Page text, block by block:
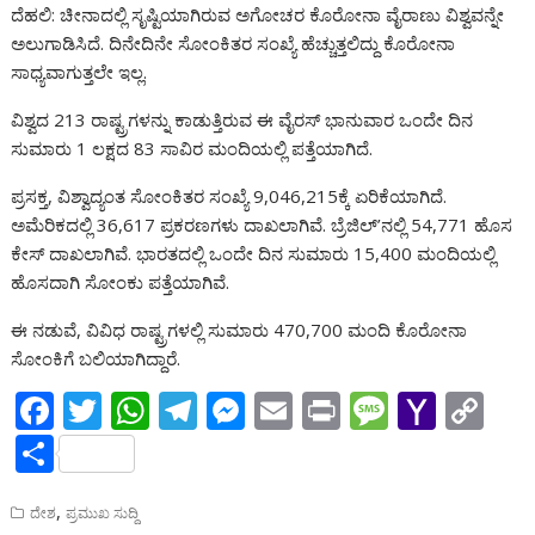
b
o
o
k
er s
A
p
p
gr
a
m
e
n
g
er
l a
g
e
o
o
M
ai
l
y
ar
e
ದೆಹಲಿ: ಚೀನಾದಲ್ಲಿ ಸೃಷ್ಟಿಯಾಗಿರುವ ಅಗೋಚರ ಕೊರೋನಾ ವೈರಾಣು ವಿಶ್ವವನ್ನೇ
ಅಲುಗಾಡಿಸಿದೆ. ದಿನೇದಿನೇ ಸೋಂಕಿತರ ಸಂಖ್ಯೆ ಹೆಚ್ಚುತ್ತಲಿದ್ದು ಕೊರೋನಾ
ಸಾಧ್ಯವಾಗುತ್ತಲೇ ಇಲ್ಲ.
ವಿಶ್ವದ 213 ರಾಷ್ಟ್ರಗಳನ್ನು ಕಾಡುತ್ತಿರುವ ಈ ವೈರಸ್ ಭಾನುವಾರ ಒಂದೇ ದಿನ
ಸುಮಾರು 1 ಲಕ್ಷದ 83 ಸಾವಿರ ಮಂದಿಯಲ್ಲಿ ಪತ್ತೆಯಾಗಿದೆ.
ಪ್ರಸಕ್ತ, ವಿಶ್ವಾದ್ಯಂತ ಸೋಂಕಿತರ ಸಂಖ್ಯೆ 9,046,215ಕ್ಕೆ ಏರಿಕೆಯಾಗಿದೆ.
ಅಮೆರಿಕದಲ್ಲಿ 36,617 ಪ್ರಕರಣಗಳು ದಾಖಲಾಗಿವೆ. ಬ್ರೆಜಿಲ್’ನಲ್ಲಿ 54,771 ಹೊಸ
ಕೇಸ್ ದಾಖಲಾಗಿವೆ. ಭಾರತದಲ್ಲಿ ಒಂದೇ ದಿನ ಸುಮಾರು 15,400 ಮಂದಿಯಲ್ಲಿ
ಹೊಸದಾಗಿ ಸೋಂಕು ಪತ್ತೆಯಾಗಿವೆ.
ಈ ನಡುವೆ, ವಿವಿಧ ರಾಷ್ಟ್ರಗಳಲ್ಲಿ ಸುಮಾರು 470,700 ಮಂದಿ ಕೊರೋನಾ
ಸೋಂಕಿಗೆ ಬಲಿಯಾಗಿದ್ದಾರೆ.
F
ac
e
b
T
w
itt
er
W
s
T
gr
M
e
E
l
Pr M
a
Y
o y
S
ದೇಶ,ಪ್ರಮುಖ ಸುದ್ದಿ